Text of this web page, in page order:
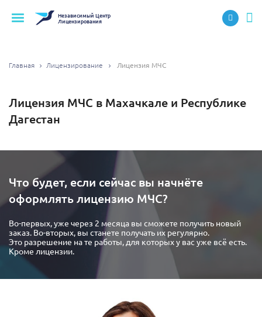
НезависимыйЦентр
Лицензирования
Главная Лицензирование Лицензия МЧС
Лицензия МЧС в Махачкале и Республике
Дагестан
Что будет, если сейчас вы начнёте
оформлять лицензию МЧС?
Во-первых, уже через 2 месяца вы сможете получить новый
заказ. Во-вторых, вы станете получать их регулярно.
Это разрешение на те работы, для которых у вас уже всё есть.
Кроме лицензии.